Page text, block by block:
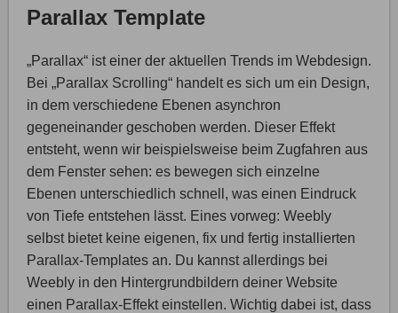
Parallax Template
„Parallax“ ist einer der aktuellen Trends im Webdesign.
Bei „Parallax Scrolling“ handelt es sich um ein Design,
in dem verschiedene Ebenen asynchron
gegeneinander geschoben werden. Dieser Effekt
entsteht, wenn wir beispielsweise beim Zugfahren aus
dem Fenster sehen: es bewegen sich einzelne
Ebenen unterschiedlich schnell, was einen Eindruck
von Tiefe entstehen lässt. Eines vorweg: Weebly
selbst bietet keine eigenen, fix und fertig installierten
Parallax-Templates an. Du kannst allerdings bei
Weebly in den Hintergrundbildern deiner Website
einen Parallax-Effekt einstellen. Wichtig dabei ist, dass